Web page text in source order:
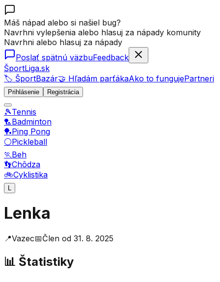
Máš nápad alebo si našiel bug?
Navrhni vylepšenia alebo hlasuj za nápady komunity
Navrhni alebo hlasuj za nápady
Poslať spätnú väzbuFeedback
ŠportLiga.sk
🏷️ ŠportBazár🤝 Hľadám parťákaAko to fungujePartneri
Prihlásenie Registrácia
🎾Tennis
🏸Badminton
🏓Ping Pong
⚪Pickleball
🏃Beh
👣Chôdza
🚲Cyklistika
L
Lenka
📍Vazec📅Člen od 31. 8. 2025
📊 Štatistiky